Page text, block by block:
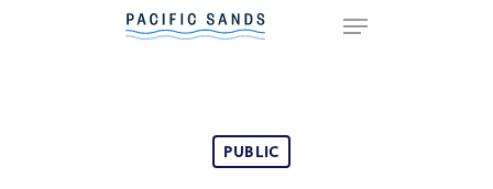
PUBLIC